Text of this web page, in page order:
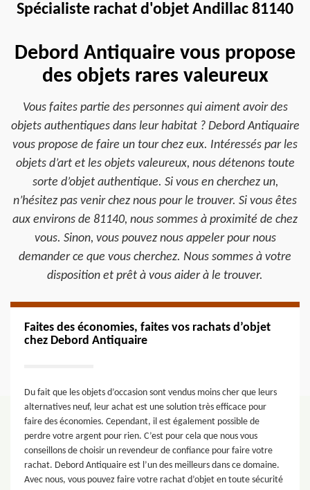
Spécialiste rachat d'objet Andillac 81140
Debord Antiquaire vous propose
des objets rares valeureux
Vous faites partie des personnes qui aiment avoir des
objets authentiques dans leur habitat ? Debord Antiquaire
vous propose de faire un tour chez eux. Intéressés par les
objets d’art et les objets valeureux, nous détenons toute
sorte d’objet authentique. Si vous en cherchez un,
n’hésitez pas venir chez nous pour le trouver. Si vous êtes
aux environs de 81140, nous sommes à proximité de chez
vous. Sinon, vous pouvez nous appeler pour nous
demander ce que vous cherchez. Nous sommes à votre
disposition et prêt à vous aider à le trouver.
Faites des économies, faites vos rachats d’objet
chez Debord Antiquaire
Du fait que les objets d’occasion sont vendus moins cher que leurs
alternatives neuf, leur achat est une solution très efficace pour
faire des économies. Cependant, il est également possible de
perdre votre argent pour rien. C’est pour cela que nous vous
conseillons de choisir un revendeur de confiance pour faire votre
rachat. Debord Antiquaire est l’un des meilleurs dans ce domaine.
Avec nous, vous pouvez faire votre rachat d’objet en toute sécurité